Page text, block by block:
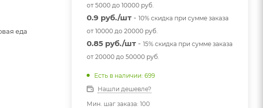
еда
от 5000 до 10000 руб.
0.9 руб./шт- 10% скидка при сумме заказа
от 10000 до 20000 руб.
0.85 руб./шт- 15% скидка при сумме заказа
от 20000 до 50000 руб.
Есть в наличии: 699
Нашли дешевле?
Мин. шаг заказа: 100